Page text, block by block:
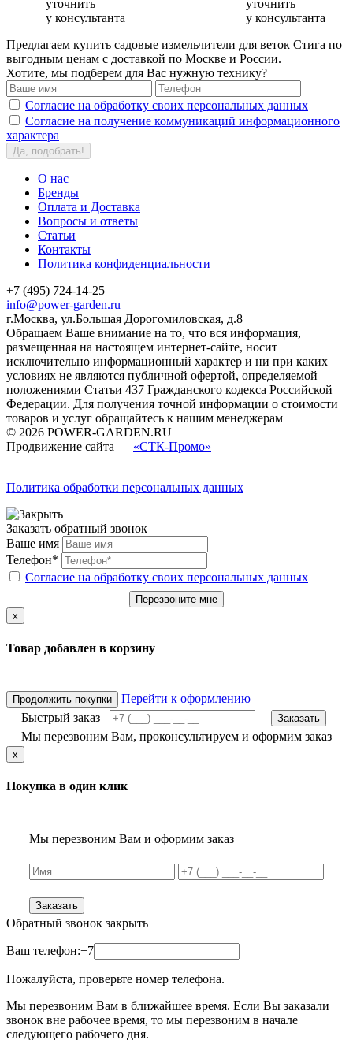
уточнить
у консультанта
уточнить
у консультанта
Предлагаем купить садовые измельчители для веток Стига по
выгодным ценам с доставкой по Москве и России.
Хотите, мы подберем для Вас нужную технику?
Согласие на обработку своих персональных данных
Согласие на получение коммуникаций информационного
характера
Да, подобрать!
О нас
Бренды
Оплата и Доставка
Вопросы и ответы
Статьи
Контакты
Политика конфиденциальности
+7 (495) 724-14-25
info@power-garden.ru
г.Москва, ул.Большая Дорогомиловская, д.8
Обращаем Ваше внимание на то, что вся информация,
размещенная на настоящем интернет-сайте, носит
исключительно информационный характер и ни при каких
условиях не являются публичной офертой, определяемой
положениями Статьи 437 Гражданского кодекса Российской
Федерации. Для получения точной информации о стоимости
товаров и услуг обращайтесь к нашим менеджерам
© 2026 POWER-GARDEN.RU
Продвижение сайта — «СТК-Промо»
Политика обработки персональных данных
Заказать обратный звонок
Ваше имя
Телефон*
Согласие на обработку своих персональных данных
Перезвоните мне
x
Товар добавлен в корзину
Продолжить покупки
Перейти к оформлению
Быстрый заказ
Заказать
Мы перезвоним Вам, проконсультируем и оформим заказ
x
Покупка в один клик
Мы перезвоним Вам и оформим заказ
Заказать
Обратный звонок закрыть
Ваш телефон:+7
Пожалуйста, проверьте номер телефона.
Мы перезвоним Вам в ближайшее время. Если Вы заказали
звонок вне рабочее время, то мы перезвоним в начале
следующего рабочего дня.